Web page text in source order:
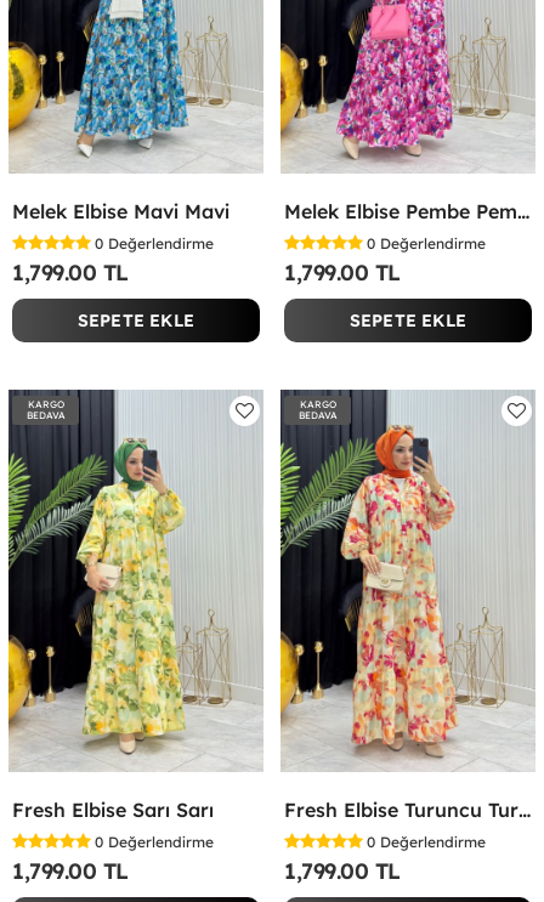
Melek Elbise Mavi Mavi
0 Değerlendirme
1,799.00 TL
SEPETE EKLE
Melek Elbise Pembe Pembe
0 Değerlendirme
1,799.00 TL
SEPETE EKLE
KARGO
BEDAVA
Fresh Elbise Sarı Sarı
0 Değerlendirme
1,799.00 TL
KARGO
BEDAVA
Fresh Elbise Turuncu Turuncu
0 Değerlendirme
1,799.00 TL